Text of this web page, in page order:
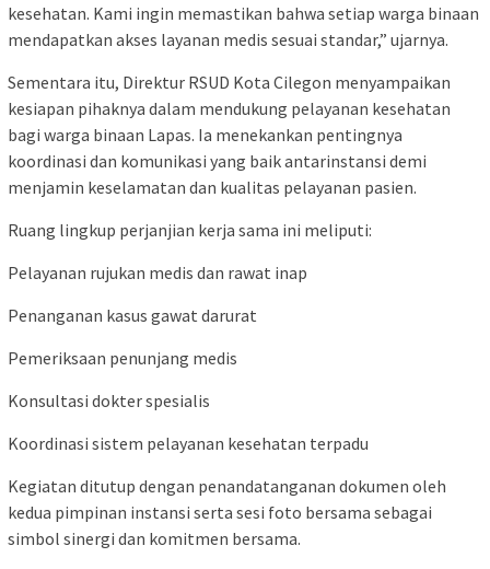
kesehatan. Kami ingin memastikan bahwa setiap warga binaan
mendapatkan akses layanan medis sesuai standar,” ujarnya.
Sementara itu, Direktur RSUD Kota Cilegon menyampaikan
kesiapan pihaknya dalam mendukung pelayanan kesehatan
bagi warga binaan Lapas. Ia menekankan pentingnya
koordinasi dan komunikasi yang baik antarinstansi demi
menjamin keselamatan dan kualitas pelayanan pasien.
Ruang lingkup perjanjian kerja sama ini meliputi:
Pelayanan rujukan medis dan rawat inap
Penanganan kasus gawat darurat
Pemeriksaan penunjang medis
Konsultasi dokter spesialis
Koordinasi sistem pelayanan kesehatan terpadu
Kegiatan ditutup dengan penandatanganan dokumen oleh
kedua pimpinan instansi serta sesi foto bersama sebagai
simbol sinergi dan komitmen bersama.